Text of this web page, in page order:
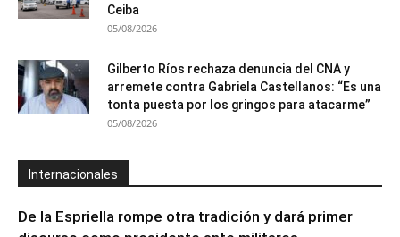
Ceiba
05/08/2026
Gilberto Ríos rechaza denuncia del CNA y
arremete contra Gabriela Castellanos: “Es una
tonta puesta por los gringos para atacarme”
05/08/2026
Internacionales
De la Espriella rompe otra tradición y dará primer